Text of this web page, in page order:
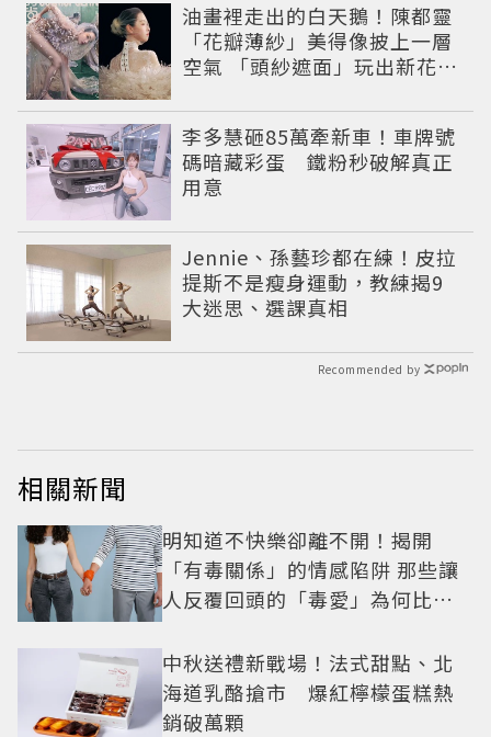
油畫裡走出的白天鵝！陳都靈
「花瓣薄紗」美得像披上一層
空氣 「頭紗遮面」玩出新花樣
李多慧砸85萬牽新車！車牌號
碼暗藏彩蛋 鐵粉秒破解真正
用意
Jennie、孫藝珍都在練！皮拉
提斯不是瘦身運動，教練揭9
大迷思、選課真相
Recommended by
相關新聞
明知道不快樂卻離不開！揭開
「有毒關係」的情感陷阱 那些讓
人反覆回頭的「毒愛」為何比菸
中秋送禮新戰場！法式甜點、北
海道乳酪搶市 爆紅檸檬蛋糕熱
銷破萬顆